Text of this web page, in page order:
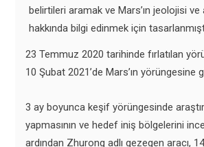
belirtileri aramak ve Mars’ın jeolojisi
hakkında bilgi edinmek için
23 Temmuz 2020 tarihinde fırlatılan
10 Şubat 2021’de Mars’ın yörüngesine
3 ay boyunca keşif yörüngesinde
yapmasının ve hedef iniş bölgelerini
ardından Zhurong adlı gezegen aracı,